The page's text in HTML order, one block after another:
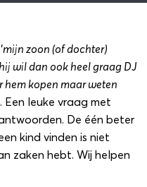
mijn zoon (of dochter)
wil dan ook heel graag DJ
hem kopen maar weten
Een leuke vraag met
De één beter
kind vinden is niet
zaken hebt. Wij helpen